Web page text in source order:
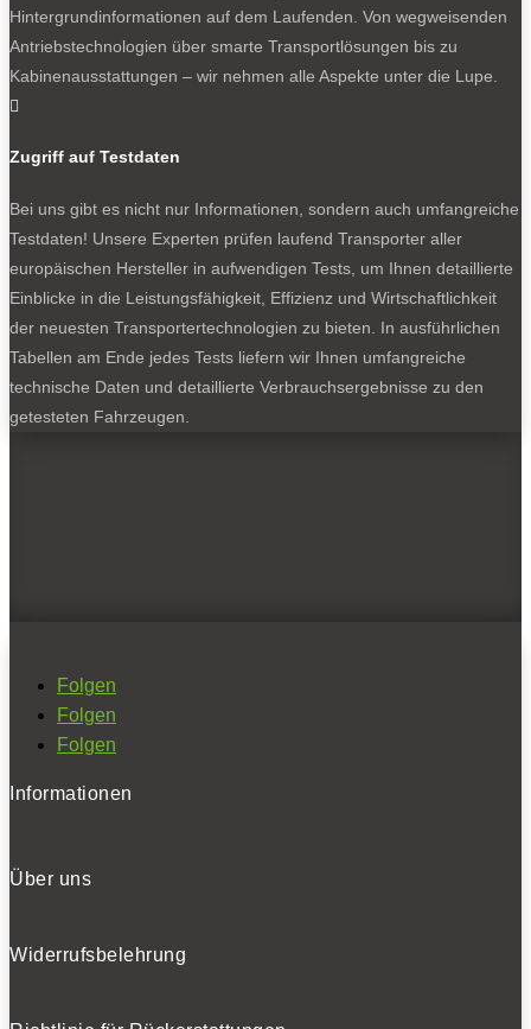
Hintergrundinformationen auf dem Laufenden. Von wegweisenden
Antriebstechnologien über smarte Transportlösungen bis zu
Kabinenausstattungen – wir nehmen alle Aspekte unter die Lupe.

Zugriff auf Testdaten
Bei uns gibt es nicht nur Informationen, sondern auch umfangreiche
Testdaten! Unsere Experten prüfen laufend Transporter aller
europäischen Hersteller in aufwendigen Tests, um Ihnen detaillierte
Einblicke in die Leistungsfähigkeit, Effizienz und Wirtschaftlichkeit
der neuesten Transportertechnologien zu bieten. In ausführlichen
Tabellen am Ende jedes Tests liefern wir Ihnen umfangreiche
technische Daten und detaillierte Verbrauchsergebnisse zu den
getesteten Fahrzeugen.
Folgen
Folgen
Folgen
Informationen
Über uns
Widerrufsbelehrung